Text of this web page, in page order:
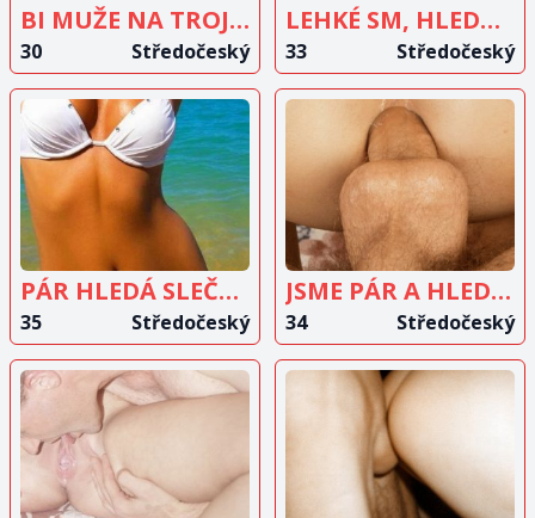
BI MUŽE NA TROJKU
30 Středočeský
LEHKÉ SM, HLEDÁME ŽENU 18-40 LET
33 Středočeský
ZOBRAZIT
INZERÁT
PÁR HLEDÁ SLEČNU
35 Středočeský
ZOBRAZIT
INZERÁT
JSME PÁR A HLEDÁME ŽENU
34 Středočeský
ZOBRAZIT
INZERÁT
ZOBRAZIT
INZERÁT